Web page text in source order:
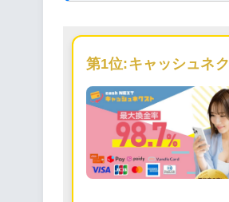
第1位:キャッシュネ